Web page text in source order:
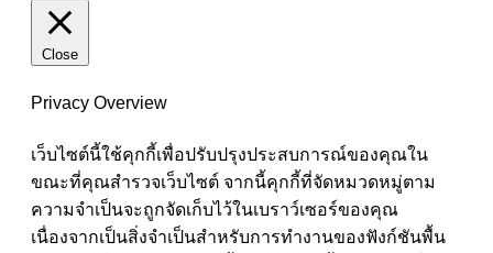
Close
Privacy Overview
เว็บไซต์นี้ใช้คุกกี้เพื่อปรับปรุงประสบการณ์ของคุณใน
ขณะที่คุณสำรวจเว็บไซต์ จากนี้คุกกี้ที่จัดหมวดหมู่ตาม
ความจำเป็นจะถูกจัดเก็บไว้ในเบราว์เซอร์ของคุณ
เนื่องจากเป็นสิ่งจำเป็นสำหรับการทำงานของฟังก์ชันพื้น